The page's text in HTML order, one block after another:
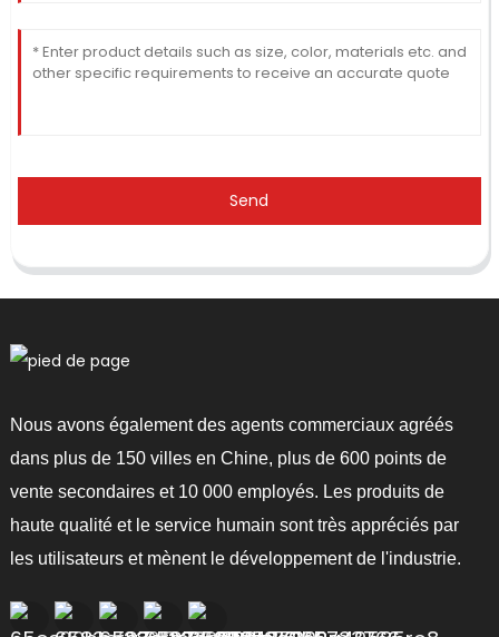
Send
Nous avons également des agents commerciaux agréés
dans plus de 150 villes en Chine, plus de 600 points de
vente secondaires et 10 000 employés. Les produits de
haute qualité et le service humain sont très appréciés par
les utilisateurs et mènent le développement de l'industrie.